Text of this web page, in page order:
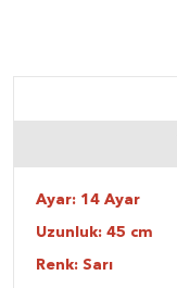
Ayar: 14 Ayar
Uzunluk: 45 cm
Renk: Sarı